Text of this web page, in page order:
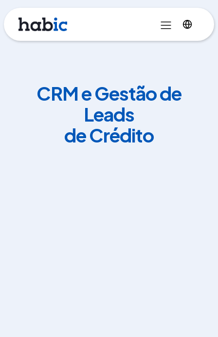
CRM e Gestão de
Leads
de Crédito